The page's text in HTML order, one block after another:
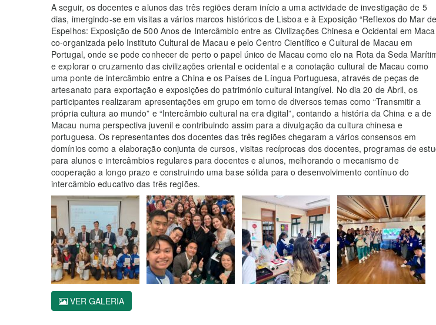
A seguir, os docentes e alunos das três regiões deram início a uma actividade de investigação de 5
dias, imergindo-se em visitas a vários marcos históricos de Lisboa e à Exposição “Reflexos do Mar de
Espelhos: Exposição de 500 Anos de Intercâmbio entre as Civilizações Chinesa e Ocidental em
co-organizada pelo Instituto Cultural de Macau e pelo Centro Científico e Cultural de Macau em
Portugal, onde se pode conhecer de perto o papel único de Macau como elo na Rota da Seda
e explorar o cruzamento das civilizações oriental e ocidental e a conotação cultural de Macau como
uma ponte de intercâmbio entre a China e os Países de Língua Portuguesa, através de peças de
artesanato para exportação e exposições do património cultural intangível. No dia 20 de Abril, os
participantes realizaram apresentações em grupo em torno de diversos temas como “Transmitir a
própria cultura ao mundo” e “Intercâmbio cultural na era digital”, contando a história da China e a de
Macau numa perspectiva juvenil e contribuindo assim para a divulgação da cultura chinesa e
portuguesa. Os representantes dos docentes das três regiões chegaram a vários consensos em
domínios como a elaboração conjunta de cursos, visitas recíprocas dos docentes, programas de
para alunos e intercâmbios regulares para docentes e alunos, melhorando o mecanismo de
cooperação a longo prazo e construindo uma base sólida para o desenvolvimento contínuo do
intercâmbio educativo das três regiões.
VER GALERIA